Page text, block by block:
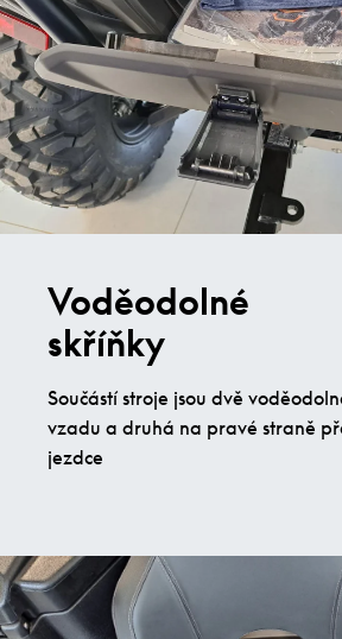
Voděodolné
skříňky
Součástí stroje jsou dvě
vzadu a druhá na pravé straně
jezdce